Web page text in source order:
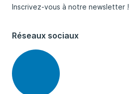
Inscrivez-vous à notre newsletter !
Réseaux sociaux